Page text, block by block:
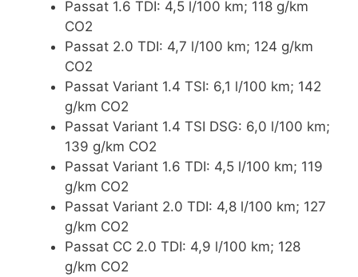
Passat 1.6 TDI: 4,5 l/100 km; 118 g/km
CO2
Passat 2.0 TDI: 4,7 l/100 km; 124 g/km
CO2
Passat Variant 1.4 TSI: 6,1 l/100 km; 142
g/km CO2
Passat Variant 1.4 TSI DSG: 6,0 l/100 km;
139 g/km CO2
Passat Variant 1.6 TDI: 4,5 l/100 km; 119
g/km CO2
Passat Variant 2.0 TDI: 4,8 l/100 km; 127
g/km CO2
Passat CC 2.0 TDI: 4,9 l/100 km; 128
g/km CO2